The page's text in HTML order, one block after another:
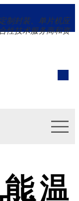
制封装、单片机应
性技术服务商和资
温